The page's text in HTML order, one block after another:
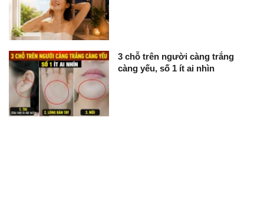
3 chỗ trên người càng trắng
càng yếu, số 1 ít ai nhìn